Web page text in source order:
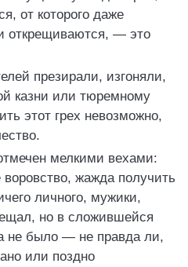
от которого даже
открещиваются, — это
презирали, изгоняли,
казни или тюремному
этот грех невозможно,
мелкими вехами:
жажда получить
личного, мужики,
но в сложившейся
не было — не правда ли,
или поздно